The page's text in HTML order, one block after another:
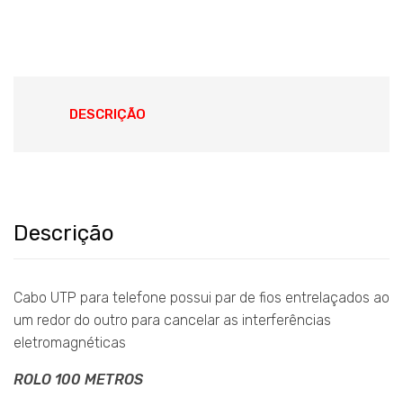
DESCRIÇÃO
Descrição
Cabo UTP para telefone possui par de fios entrelaçados ao
um redor do outro para cancelar as interferências
eletromagnéticas
ROLO 100 METROS